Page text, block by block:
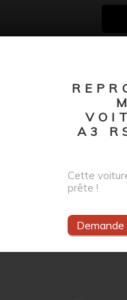
A3
Cette
prête !